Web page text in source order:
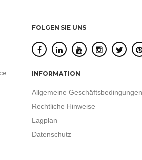
FOLGEN SIE UNS
INFORMATION
Allgemeine Geschäftsbedingungen
Rechtliche Hinweise
Lagplan
Datenschutz